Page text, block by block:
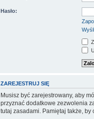
Hasło:
ZAREJESTRUJ SIĘ
Musisz być zarejestrowany, aby
przyznać dodatkowe zezwolenia
tutaj zasadami. Pamiętaj także, by